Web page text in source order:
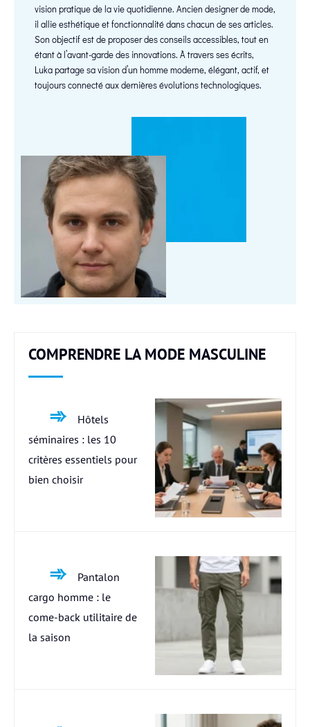
vision pratique de la vie quotidienne. Ancien designer de mode,
il allie esthétique et fonctionnalité dans chacun de ses articles.
Son objectif est de proposer des conseils accessibles, tout en
étant à l’avant-garde des innovations. À travers ses écrits,
Luka partage sa vision d’un homme moderne, élégant, actif, et
toujours connecté aux dernières évolutions technologiques.
COMPRENDRE LA MODE MASCULINE
Hôtels
séminaires : les 10
critères essentiels pour
bien choisir
Pantalon
cargo homme : le
come-back utilitaire de
la saison